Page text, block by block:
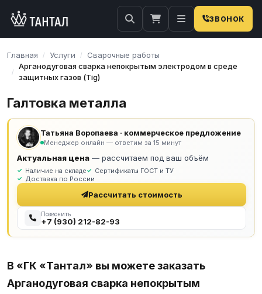
ЗВОНОК
Главная / Услуги / Сварочные работы
/
Арганодуговая сварка непокрытым электродом в среде
защитных газов (Tig)
Галтовка металла
Татьяна Воропаева · коммерческое предложение
Менеджер онлайн — ответим за 15 минут
Актуальная цена — рассчитаем под ваш объём
Наличие на складе
Сертификаты ГОСТ и ТУ
Доставка по России
Рассчитать стоимость
Позвонить
+7 (930) 212-82-93
В «ГК «Тантал» вы можете заказать
Арганодуговая сварка непокрытым